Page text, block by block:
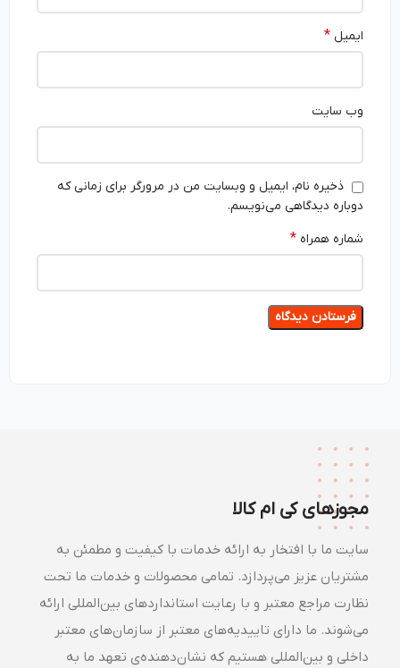
ایمیل*
وب‌ سایت
ذخیره نام، ایمیل و وبسایت من در مرورگر برای زمانی که
دوباره دیدگاهی می‌نویسم.
شماره همراه*
مجوزهای کی ام کالا
سایت ما با افتخار به ارائه خدمات با کیفیت و مطمئن به
مشتریان عزیز می‌پردازد. تمامی محصولات و خدمات ما تحت
نظارت مراجع معتبر و با رعایت استانداردهای بین‌المللی ارائه
می‌شوند. ما دارای تاییدیه‌های معتبر از سازمان‌های معتبر
داخلی و بین‌المللی هستیم که نشان‌دهنده‌ی تعهد ما به